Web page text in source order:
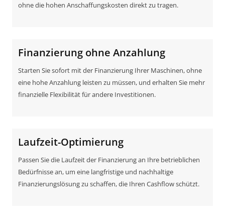
ohne die hohen Anschaffungskosten direkt zu tragen.
Finanzierung ohne Anzahlung
Starten Sie sofort mit der Finanzierung Ihrer Maschinen, ohne
eine hohe Anzahlung leisten zu müssen, und erhalten Sie mehr
finanzielle Flexibilität für andere Investitionen.
Laufzeit-Optimierung
Passen Sie die Laufzeit der Finanzierung an Ihre betrieblichen
Bedürfnisse an, um eine langfristige und nachhaltige
Finanzierungslösung zu schaffen, die Ihren Cashflow schützt.